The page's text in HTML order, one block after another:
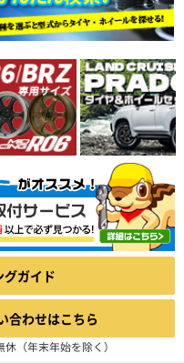
グガイド
合わせはこちら
（年末年始を除く）